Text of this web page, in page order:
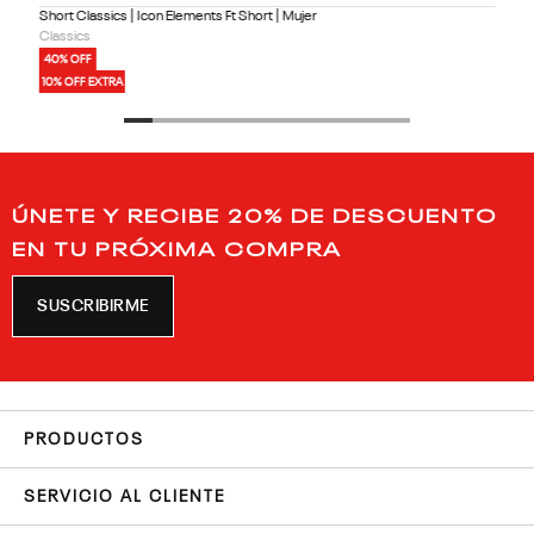
Short Classics | Icon Elements Ft Short | Mujer
Classics
40% OFF
10% OFF EXTRA
ÚNETE Y RECIBE 20% DE DESCUENTO
EN TU PRÓXIMA COMPRA
SUSCRIBIRME
PRODUCTOS
SERVICIO AL CLIENTE